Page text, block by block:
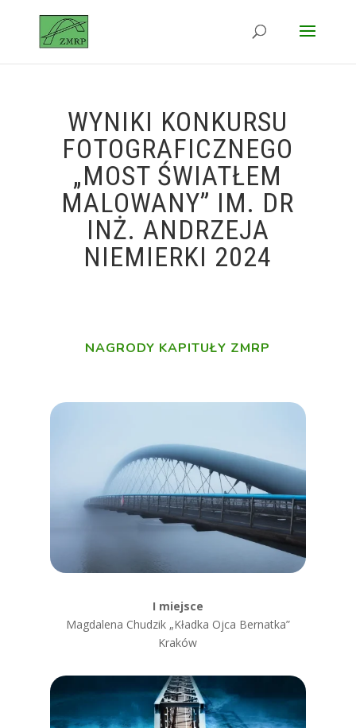
WYNIKI KONKURSU
FOTOGRAFICZNEGO
„MOST ŚWIATŁEM
MALOWANY” IM. DR
INŻ. ANDRZEJA
NIEMIERKI 2024
NAGRODY KAPITUŁY ZMRP
I miejsce
Magdalena Chudzik „Kładka Ojca Bernatka”
Kraków